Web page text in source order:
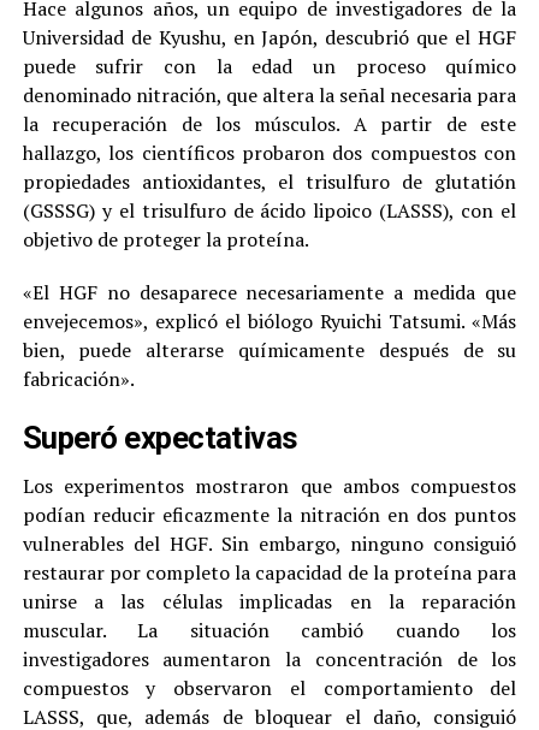
Hace algunos años, un equipo de investigadores de la
Universidad de Kyushu, en Japón, descubrió que el HGF
puede sufrir con la edad un proceso químico
denominado nitración, que altera la señal necesaria para
la recuperación de los músculos. A partir de este
hallazgo, los científicos probaron dos compuestos con
propiedades antioxidantes, el trisulfuro de glutatión
(GSSSG) y el trisulfuro de ácido lipoico (LASSS), con el
objetivo de proteger la proteína.
«El HGF no desaparece necesariamente a medida que
envejecemos», explicó el biólogo Ryuichi Tatsumi. «Más
bien, puede alterarse químicamente después de su
fabricación».
Superó expectativas
Los experimentos mostraron que ambos compuestos
podían reducir eficazmente la nitración en dos puntos
vulnerables del HGF. Sin embargo, ninguno consiguió
restaurar por completo la capacidad de la proteína para
unirse a las células implicadas en la reparación
muscular. La situación cambió cuando los
investigadores aumentaron la concentración de los
compuestos y observaron el comportamiento del
LASSS, que, además de bloquear el daño, consiguió